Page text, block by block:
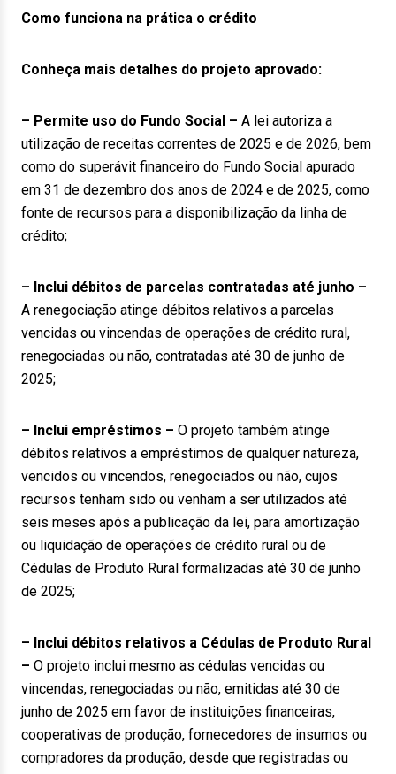
Como funciona na prática o crédito
Conheça mais detalhes do projeto aprovado:
– Permite uso do Fundo Social – A lei autoriza a
utilização de receitas correntes de 2025 e de 2026, bem
como do superávit financeiro do Fundo Social apurado
em 31 de dezembro dos anos de 2024 e de 2025, como
fonte de recursos para a disponibilização da linha de
crédito;
– Inclui débitos de parcelas contratadas até junho –
A renegociação atinge débitos relativos a parcelas
vencidas ou vincendas de operações de crédito rural,
renegociadas ou não, contratadas até 30 de junho de
2025;
– Inclui empréstimos – O projeto também atinge
débitos relativos a empréstimos de qualquer natureza,
vencidos ou vincendos, renegociados ou não, cujos
recursos tenham sido ou venham a ser utilizados até
seis meses após a publicação da lei, para amortização
ou liquidação de operações de crédito rural ou de
Cédulas de Produto Rural formalizadas até 30 de junho
de 2025;
– Inclui débitos relativos a Cédulas de Produto Rural
– O projeto inclui mesmo as cédulas vencidas ou
vincendas, renegociadas ou não, emitidas até 30 de
junho de 2025 em favor de instituições financeiras,
cooperativas de produção, fornecedores de insumos ou
compradores da produção, desde que registradas ou